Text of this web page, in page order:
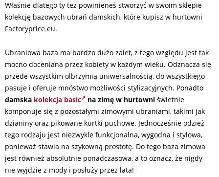
Właśnie dlatego ty też powinieneś stworzyć w swoim sklepie
kolekcję bazowych ubrań damskich, które kupisz w hurtowni
Factoryprice.eu.
Ubraniowa baza ma bardzo dużo zalet, z tego względu jest tak
mocno doceniana przez kobiety w każdym wieku. Odznacza się
przede wszystkim olbrzymią uniwersalnością, do wszystkiego
pasuje i oferuje mnóstwo możliwości stylizacyjnych. Ponadto
damska kolekcja basic na zimę w hurtowni świetnie
komponuje się z pozostałymi zimowymi ubraniami, takimi jak
dzianiny oraz pikowane kurtki puchowe. Jednocześnie odzież
tego rodzaju jest niezwykle funkcjonalna, wygodna i stylowa,
ponieważ stawia na szykowną prostotę. Do tego baza zimowa
jest również absolutnie ponadczasowa, a to oznacz, że nigdy
nie wyjdzie z mody i posłuży przez lata!